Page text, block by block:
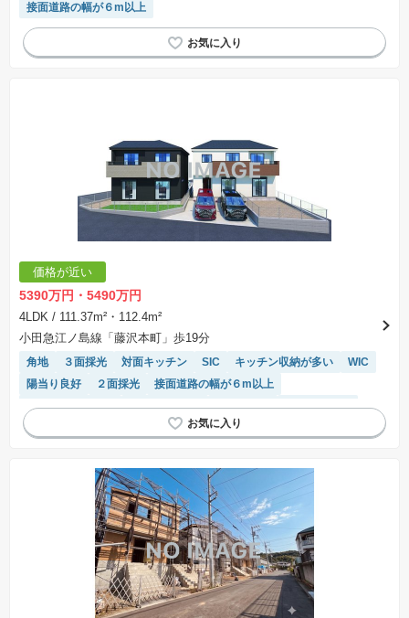
場合があります。
接面道路の幅が６m以上
価格が近い
5390万円・5490万円
4LDK / 111.37m²・112.4m²
小田急江ノ島線「藤沢本町」歩19分
角地 ３面採光 対面キッチン SIC キッチン収納が多い
WIC
陽当り良好
２面採光
接面道路の幅が６m以上
システムキッチン
トイレ2個以上 窓付き浴室 閑静な住宅地